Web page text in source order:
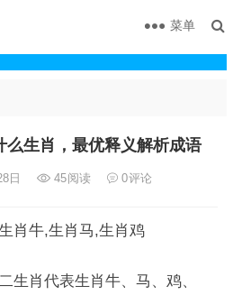
菜单
么生肖，最优释义解析成语
日 45阅读 0评论
肖牛,生肖马,生肖鸡
生肖代表生肖牛、马、鸡、